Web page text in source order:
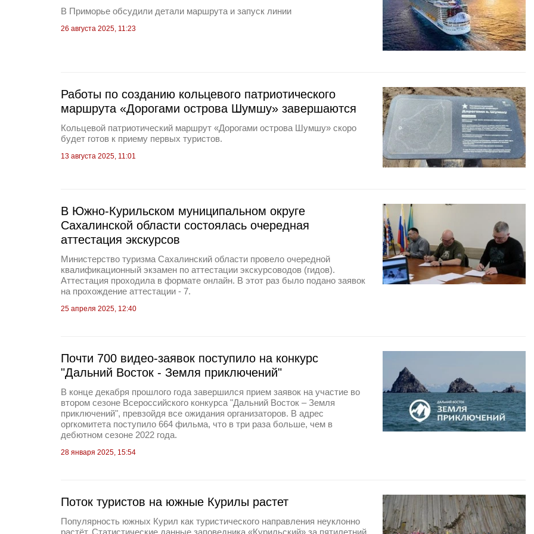
В Приморье обсудили детали маршрута и запуск линии
26 августа 2025, 11:23
Работы по созданию кольцевого патриотического
маршрута «Дорогами острова Шумшу» завершаются
Кольцевой патриотический маршрут «Дорогами острова Шумшу» скоро
будет готов к приему первых туристов.
13 августа 2025, 11:01
В Южно-Курильском муниципальном округе
Сахалинской области состоялась очередная
аттестация экскурсов
Министерство туризма Сахалинский области провело очередной
квалификационный экзамен по аттестации экскурсоводов (гидов).
Аттестация проходила в формате онлайн. В этот раз было подано заявок
на прохождение аттестации - 7.
25 апреля 2025, 12:40
Почти 700 видео-заявок поступило на конкурс
"Дальний Восток - Земля приключений"
В конце декабря прошлого года завершился прием заявок на участие во
втором сезоне Всероссийского конкурса "Дальний Восток – Земля
приключений", превзойдя все ожидания организаторов. В адрес
оргкомитета поступило 664 фильма, что в три раза больше, чем в
дебютном сезоне 2022 года.
28 января 2025, 15:54
Поток туристов на южные Курилы растет
Популярность южных Курил как туристического направления неуклонно
растёт. Статистические данные заповедника «Курильский» за пятилетний